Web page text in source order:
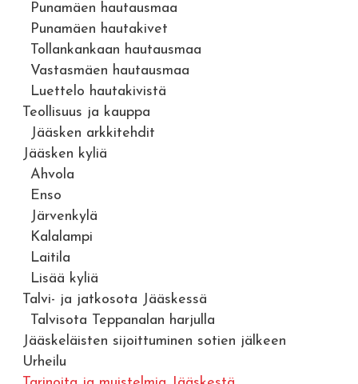
Punamäen hautausmaa
Punamäen hautakivet
Tollankankaan hautausmaa
Vastasmäen hautausmaa
Luettelo hautakivistä
Teollisuus ja kauppa
Jääsken arkkitehdit
Jääsken kyliä
Ahvola
Enso
Järvenkylä
Kalalampi
Laitila
Lisää kyliä
Talvi- ja jatkosota Jääskessä
Talvisota Teppanalan harjulla
Jääskeläisten sijoittuminen sotien jälkeen
Urheilu